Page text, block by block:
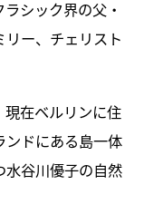
シック界の父・
ー、チェリスト
在ベルリンに住
ンドにある島一体
水谷川優子の自然